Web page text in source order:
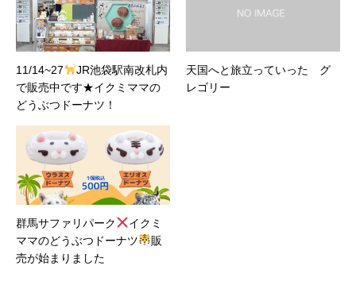
11/14~27
JR池袋駅南改札内
で販売中です★イクミママの
どうぶつドーナツ！
天国へと旅立っていった グ
レゴリー
群馬サファリパーク
イクミ
ママのどうぶつドーナツ
販
売が始まりました